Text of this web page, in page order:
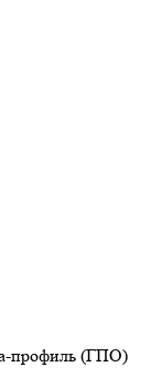
профиль (ГПО)